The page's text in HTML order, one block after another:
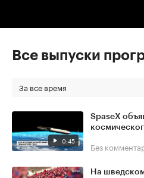
Все выпуски
За все время
0:45
SpaseX
Без
На